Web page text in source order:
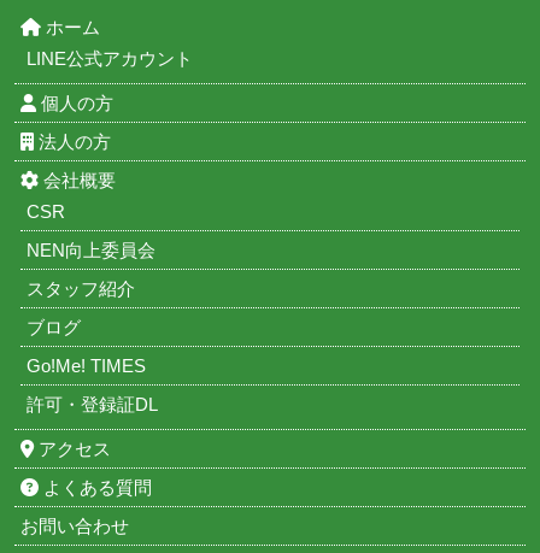
ホーム
LINE公式アカウント
個人の方
法人の方
会社概要
CSR
NEN向上委員会
スタッフ紹介
ブログ
Go!Me! TIMES
許可・登録証DL
アクセス
よくある質問
お問い合わせ